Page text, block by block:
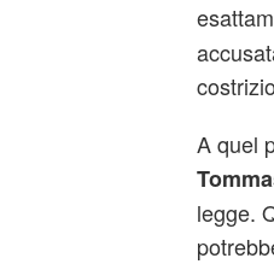
A quel
legge.